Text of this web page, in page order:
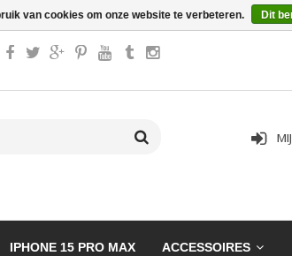
IPHONE 15 PRO MAX ACCESSOIRES
van cookies om onze website te verbeteren. Dit